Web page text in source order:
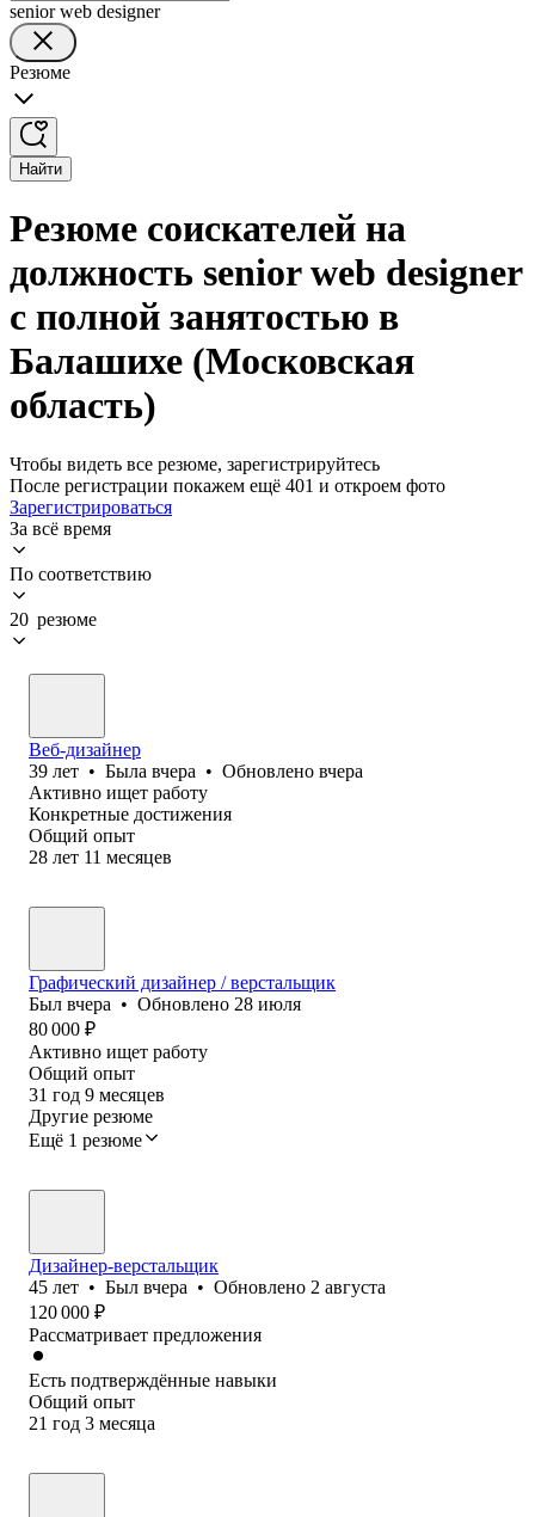
senior web designer
Резюме
Найти
Резюме соискателей на
должность senior web designer
с полной занятостью в
Балашихе (Московская
область)
Чтобы видеть все резюме, зарегистрируйтесь
После регистрации покажем ещё 401 и откроем фото
Зарегистрироваться
За всё время
По соответствию
20 резюме
Веб-дизайнер
39 лет • Была вчера • Обновлено вчера
Активно ищет работу
Конкретные достижения
Общий опыт
28 лет 11 месяцев
Графический дизайнер / верстальщик
Был вчера • Обновлено 28 июля
80 000 ₽
Активно ищет работу
Общий опыт
31 год 9 месяцев
Другие резюме
Ещё 1 резюме
Дизайнер-верстальщик
45 лет • Был вчера • Обновлено 2 августа
120 000 ₽
Рассматривает предложения
Есть подтверждённые навыки
Общий опыт
21 год 3 месяца